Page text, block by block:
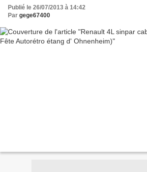
Publié le 26/07/2013 à 14:42
Par gege67400